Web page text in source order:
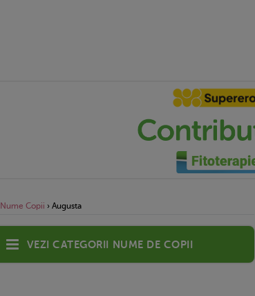
Nume Copii › Augusta
Vezi categorii nume de copii